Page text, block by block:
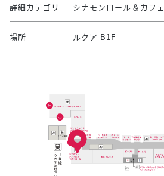
詳細カテゴリ シナモンロール＆カフェ
場所 ルクア B1F